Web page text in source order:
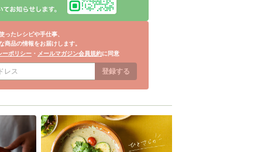
ったレシピや手仕事、
商品の情報をお届けします。
ーポリシー ・ メールマガジン会員規約に同意
登録する